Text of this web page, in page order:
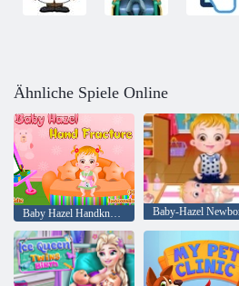
Ähnliche Spiele Online
Baby Hazel Handknochenbruch